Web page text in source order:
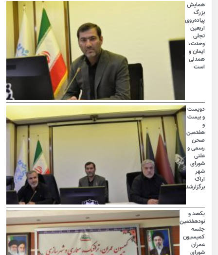
همایش
بزرگ
پیاده‌روی
اربعین
تجلی
وحدت،
ایمان و
همدلی
است
دویست
و بیست
هفتمین
صحن
رسمی و
علنی
شورای
شهر
اراک
برگزارشد
یکصد و
نودهفتمین
جلسه
کمیسیون
عمران
شورای